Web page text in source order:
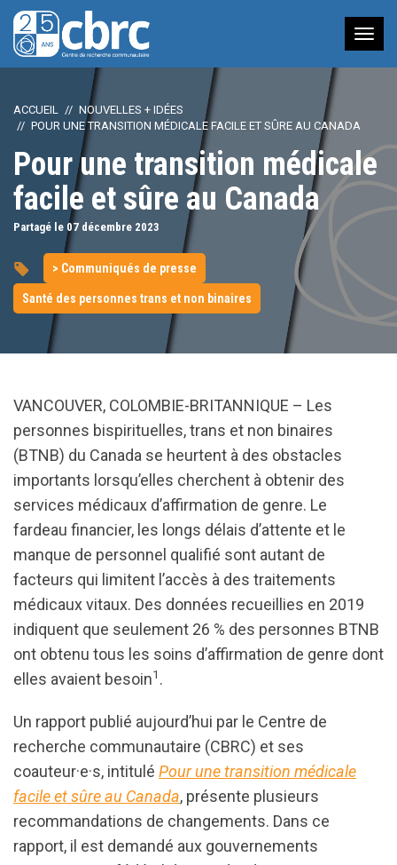
à
ACCUEIL
NOUVELLES + IDÉES
POUR UNE TRANSITION MÉDICALE FACILE ET SÛRE AU CANADA
Pour une transition médicale
facile et sûre au Canada
Partagé le 07 décembre 2023
> Communiqués de presse
Santé des personnes trans et non binaires
VANCOUVER, COLOMBIE-BRITANNIQUE – Les
personnes bispirituelles, trans et non binaires
(BTNB) du Canada se heurtent à des obstacles
importants lorsqu’elles cherchent à obtenir des
services médicaux d’affirmation de genre. Le
fardeau financier, les longs délais d’attente et le
manque de personnel qualifié sont autant de
facteurs qui limitent l’accès à des traitements
médicaux vitaux. Des données recueillies en 2019
indiquent que seulement 26 % des personnes BTNB
ont obtenu tous les soins d’affirmation de genre dont
elles avaient besoin1 .
Un rapport publié aujourd’hui par le Centre de
recherche communautaire (CBRC) et ses
coauteur·e·s, intitulé Pour une transition médicale
facile et sûre au Canada, présente plusieurs
recommandations de changements. Dans ce
rapport, il est demandé aux gouvernements